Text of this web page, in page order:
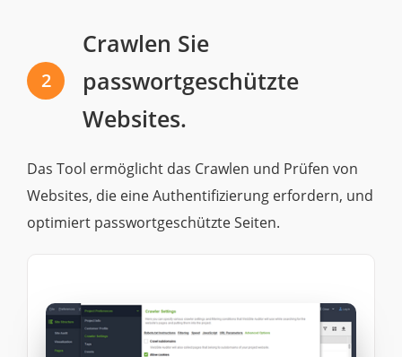
2
Crawlen Sie
passwortgeschützte
Websites.
Das Tool ermöglicht das Crawlen und Prüfen von
Websites, die eine Authentifizierung erfordern, und
optimiert passwortgeschützte Seiten.